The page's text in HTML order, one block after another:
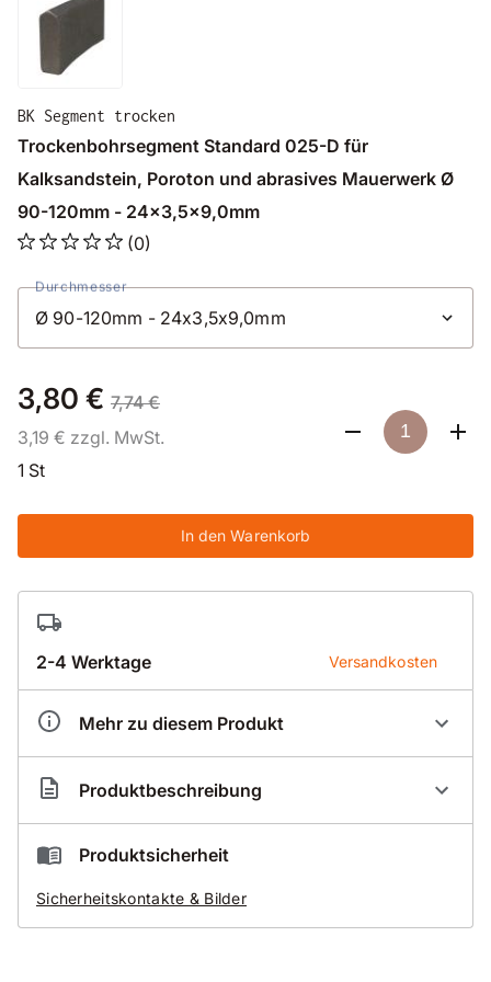
BK Segment trocken
Trockenbohrsegment Standard 025-D für
Kalksandstein, Poroton und abrasives Mauerwerk Ø
90-120mm - 24x3,5x9,0mm
(0)
Durchmesser
3,80 € 7,74 €
3,19 € zzgl. MwSt.
1 St
In den Warenkorb
2-4 Werktage Versandkosten
Mehr zu diesem Produkt
Artikelnummer BS013225
Produktbeschreibung
Trockenbohrsegment Standard 025-D
Poroton
Produktsicherheit
Sicherheitskontakte & Bilder